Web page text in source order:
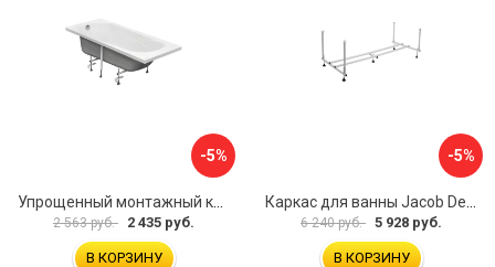
-5%
2 563 руб. 2 435 руб.
В КОРЗИНУ
-5%
6 240 руб. 5 928 руб.
В КОРЗИНУ